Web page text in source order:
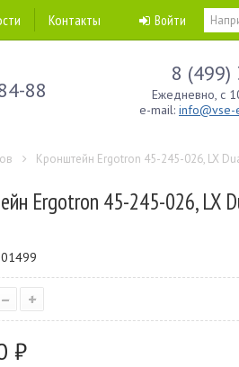
Контакты Войти
88
8 (499)
Ежедневно, с
e-mail: info@vse-
Кронштейн Ergotron 45-245-026, LX
Ergotron 45-245-026, LX
– +
₽